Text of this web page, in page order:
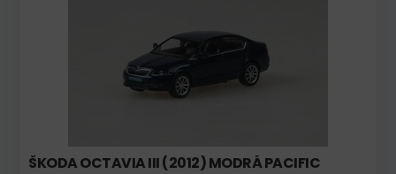
ŠKODA OCTAVIA III (2012) MODRÁ PACIFIC